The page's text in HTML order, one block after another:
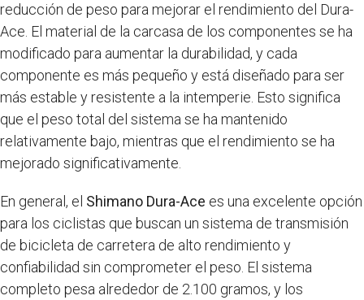
reducción de peso para mejorar el rendimiento del Dura-
Ace. El material de la carcasa de los componentes se ha
modificado para aumentar la durabilidad, y cada
componente es más pequeño y está diseñado para ser
más estable y resistente a la intemperie. Esto significa
que el peso total del sistema se ha mantenido
relativamente bajo, mientras que el rendimiento se ha
mejorado significativamente.
En general, el Shimano Dura-Ace es una excelente opción
para los ciclistas que buscan un sistema de transmisión
de bicicleta de carretera de alto rendimiento y
confiabilidad sin comprometer el peso. El sistema
completo pesa alrededor de 2.100 gramos, y los